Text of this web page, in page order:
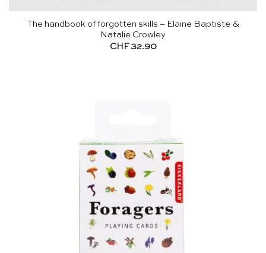
The handbook of forgotten skills – Elaine Baptiste &
Natalie Crowley
CHF32.90